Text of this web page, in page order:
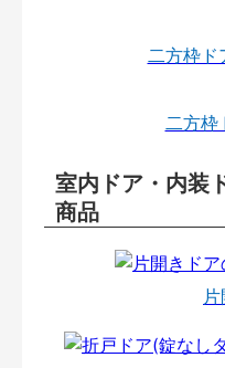
二方枠ド
二方枠
室内ドア・内装
商品